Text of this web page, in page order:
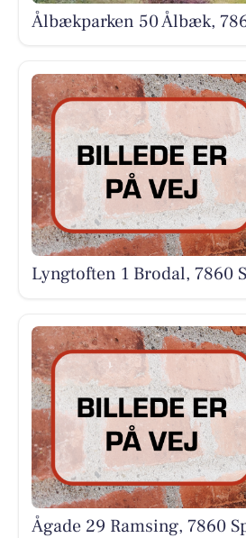
Ålbækparken 50 Ålbæk,
Lyngtoften 1 Brodal, 7860
Ågade 29 Ramsing, 7860